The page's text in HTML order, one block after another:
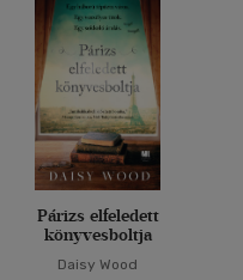
Párizs elfeledett
könyvesboltja
Daisy Wood